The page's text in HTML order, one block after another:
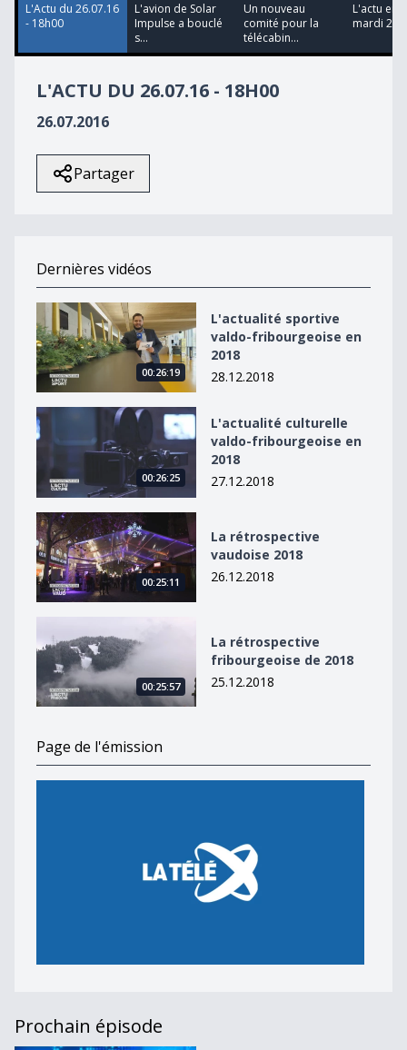
L'Actu du 26.07.16
- 18h00
L'avion de Solar
Impulse a bouclé
s...
Un nouveau
comité pour la
télécabin...
L'actu en
mardi
L'ACTU DU 26.07.16 - 18H00
26.07.2016
Partager
Dernières vidéos
L&#039;actualité sportive valdo-fribourgeoise en 2018
00:26:19
L'actualité sportive
valdo-fribourgeoise en
2018
28.12.2018
L&#039;actualité culturelle valdo-fribourgeoise en
00:26:25
L'actualité culturelle
valdo-fribourgeoise en
2018
27.12.2018
La rétrospective vaudoise 2018
00:25:11
La rétrospective
vaudoise 2018
26.12.2018
00:25:57
La rétrospective
fribourgeoise de 2018
25.12.2018
Page de l'émission
Prochain épisode